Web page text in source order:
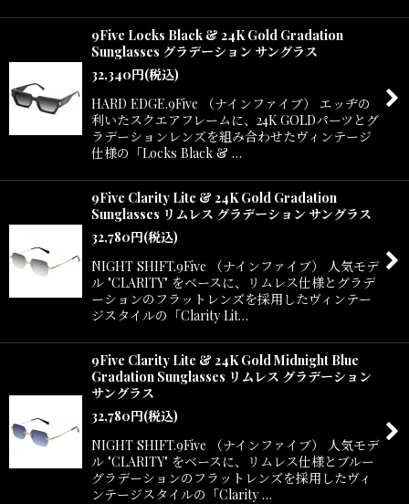
9Five Locks Black & 24K Gold Gradation
Sunglasses グラデーション サングラス
32,340円(税込)
HARD EDGE.9Five （ナインファイブ） エッヂの
利いたスクエアフレームに、24K GOLDパーツとグ
ラデーションレンズを組み合わせたヴィンテージ
仕様の「Locks Black & …
9Five Clarity Lite & 24K Gold Gradation
Sunglasses リムレス グラデーション サングラス
32,780円(税込)
NIGHT SHIFT.9Five （ナインファイブ） 人気モデ
ル "CLARITY" をベースに、リムレス仕様とグラデ
ーションのフラットレンズを採用したヴィンテー
ジスタイルの「Clarity Lit…
9Five Clarity Lite & 24K Gold Midnight Blue
Gradation Sunglasses リムレス グラデーション
サングラス
32,780円(税込)
NIGHT SHIFT.9Five （ナインファイブ） 人気モデ
ル "CLARITY" をベースに、リムレス仕様とブルー
グラデーションのフラットレンズを採用したヴィ
ンテージスタイルの「Clarity …